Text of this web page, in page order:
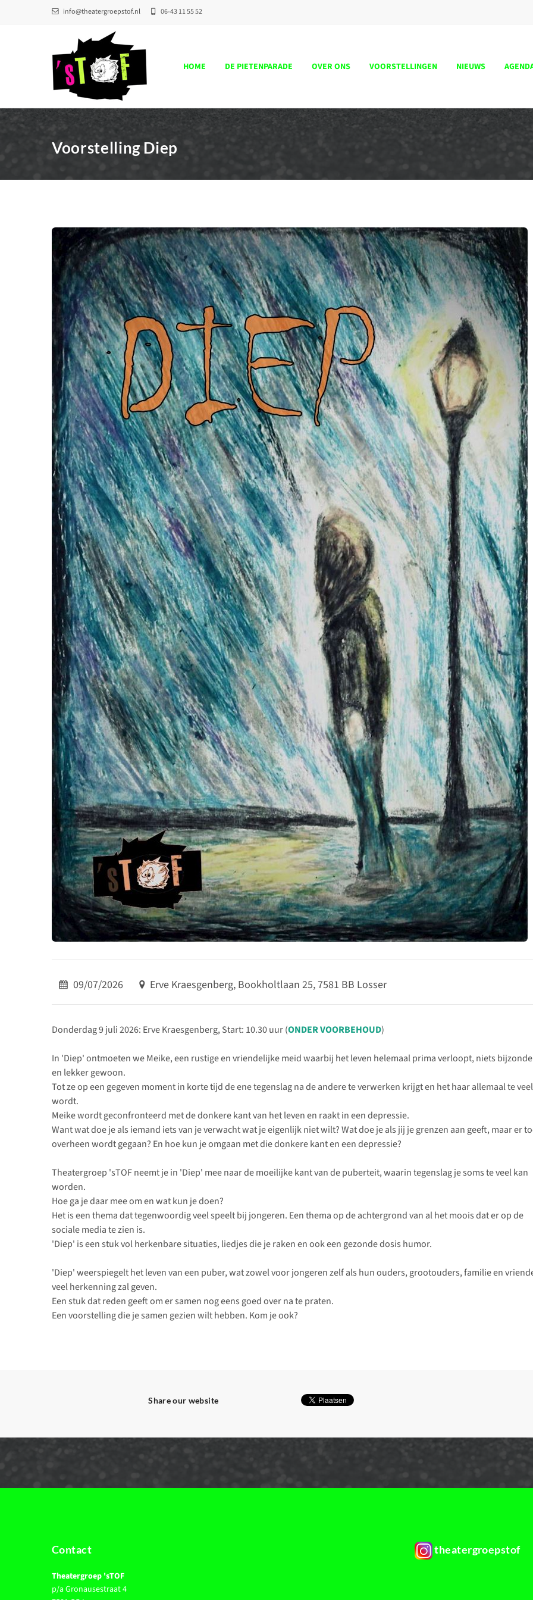
info@theatergroepstof.nl 06-43 11 55 52
HOME DE PIETENPARADE OVER ONS VOORSTELLINGEN NIEUWS
Voorstelling Diep
09/07/2026 Erve Kraesgenberg, Bookholtlaan 25, 7581 BB Losser
Donderdag 9 juli 2026: Erve Kraesgenberg, Start: 10.30 uur (ONDER VOORBEHOUD)
In 'Diep' ontmoeten we Meike, een rustige en vriendelijke meid waarbij het leven helemaal prima verloopt, niets
en lekker gewoon.
Tot ze op een gegeven moment in korte tijd de ene tegenslag na de andere te verwerken krijgt en het haar allemaal te veel
wordt.
Meike wordt geconfronteerd met de donkere kant van het leven en raakt in een depressie.
Want wat doe je als iemand iets van je verwacht wat je eigenlijk niet wilt? Wat doe je als jij je grenzen aan geeft, maar er
overheen wordt gegaan? En hoe kun je omgaan met die donkere kant en een depressie?
Theatergroep 'sTOF neemt je in 'Diep' mee naar de moeilijke kant van de puberteit, waarin tegenslag je soms te veel kan
worden.
Hoe ga je daar mee om en wat kun je doen?
Het is een thema dat tegenwoordig veel speelt bij jongeren. Een thema op de achtergrond van al het moois dat er op de
sociale media te zien is.
'Diep' is een stuk vol herkenbare situaties, liedjes die je raken en ook een gezonde dosis humor.
'Diep' weerspiegelt het leven van een puber, wat zowel voor jongeren zelf als hun ouders, grootouders, familie en
veel herkenning zal geven.
Een stuk dat reden geeft om er samen nog eens goed over na te praten.
Een voorstelling die je samen gezien wilt hebben. Kom je ook?
Share our website
Contact
Theatergroep 'sTOF
p/a Gronausestraat 4
theatergroepstof